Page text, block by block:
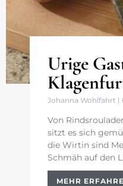
Urige
Johanna Wohlfahrt
Von
sitzt es sich
die Wirtin sind
Schmäh auf den
MEHR